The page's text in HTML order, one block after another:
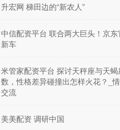
​升宏网 梯田边的“新农人”
中信配资平台 联合两大巨头！京
新车
米管家配资平台 探讨天秤座与天蝎
数，性格差异碰撞出怎样火花？_情
交流
​美美配资 调研中国